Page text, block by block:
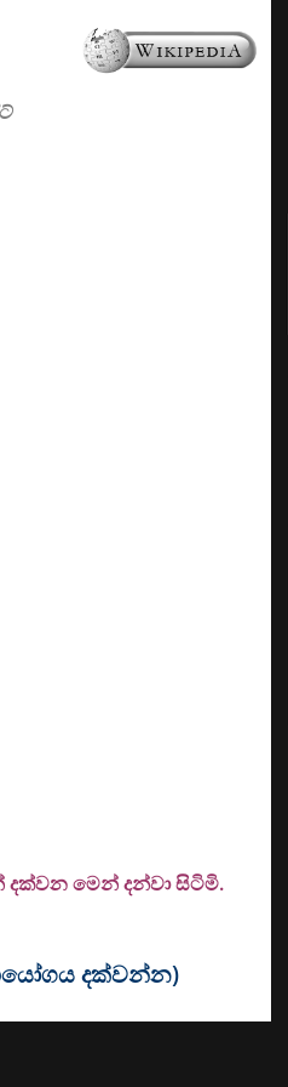
දක්වන මෙන් දන්වා සිටිමි.
දක්වන්න)